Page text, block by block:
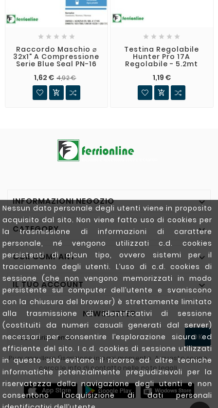
Nessun dato personale degli utenti viene in proposito
acquisito dal sito. Non viene fatto uso di cookies per
la trasmissione di informazioni di carattere
personale, né vengono utilizzati c.d. cookies
persistenti di alcun tipo, ovvero sistemi per il
tracciamento degli utenti. L’uso di c.d. cookies di
sessione (che non vengono memorizzati in modo
persistente sul computer dell’utente e svaniscono
con la chiusura del browser) è strettamente limitato
alla trasmissione di identificativi di sessione
(costituiti da numeri casuali generati dal server)
necessari per consentire l’esplorazione sicura ed
efficiente del sito. I c.d. cookies di sessione utilizzati
in questo sito evitano il ricorso ad altre tecniche
informatiche potenzialmente pregiudizievoli per la
riservatezza della navigazione degli utenti e non
consentono l’acquisizione di dati personali
    
Raccordo Maschio ⌀
32x1" A Compressione
Serie Blue Seal PN-16
1,62 € 4,92 €

    
Testina Regolabile
Hunter Pro 17A
Regolabile - 5.2mt
1,19 €

INFORMAZIONI NEGOZIO 
CATEGORY 
OUR COMPANY 
IL TUO ACCOUNT 
NEWSLETTER
OK
Puoi annullare l'iscrizione in ogni momento. A questo scopo,
cerca le info di contatto nelle note legali.